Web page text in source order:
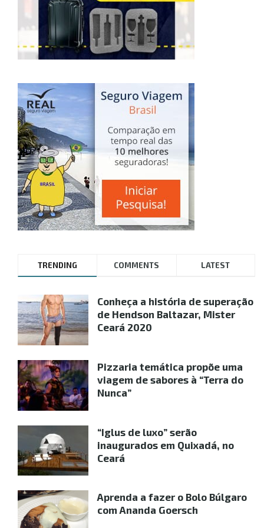
TRENDING COMMENTS LATEST
Conheça a história de superação
de Hendson Baltazar, Mister
Ceará 2020
Pizzaria temática propõe uma
viagem de sabores à “Terra do
Nunca”
“Iglus de luxo” serão
inaugurados em Quixadá, no
Ceará
Aprenda a fazer o Bolo Búlgaro
com Ananda Goersch